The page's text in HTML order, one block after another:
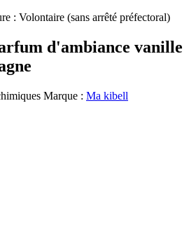
: Volontaire (sans arrêté préfectoral)
d'ambiance vanille
Marque : Ma kibell